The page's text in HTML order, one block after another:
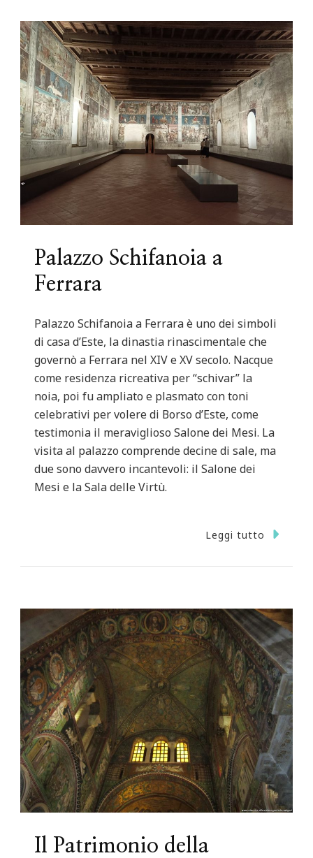
Palazzo Schifanoia a
Ferrara
Palazzo Schifanoia a Ferrara è uno dei simboli
di casa d’Este, la dinastia rinascimentale che
governò a Ferrara nel XIV e XV secolo. Nacque
come residenza ricreativa per “schivar” la
noia, poi fu ampliato e plasmato con toni
celebrativi per volere di Borso d’Este, come
testimonia il meraviglioso Salone dei Mesi. La
visita al palazzo comprende decine di sale, ma
due sono davvero incantevoli: il Salone dei
Mesi e la Sala delle Virtù.
Leggi tutto
Il Patrimonio della